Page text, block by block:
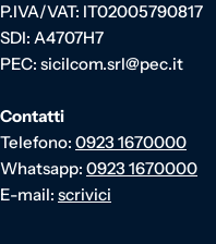
P.IVA/VAT: IT02005790817
SDI: A4707H7
PEC: sicilcom.srl@pec.it
Contatti
Telefono: 0923 1670000
Whatsapp: 0923 1670000
E-mail: scrivici